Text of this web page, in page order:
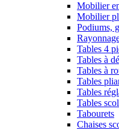
Mobilier
Mobilier
Podiums,
Tables 4
Tables à
Tables à
Tables
Tables
Tables
Tabourets
Chaises